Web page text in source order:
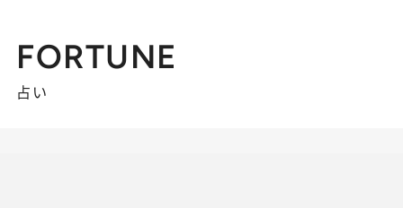
FORTUNE
占い